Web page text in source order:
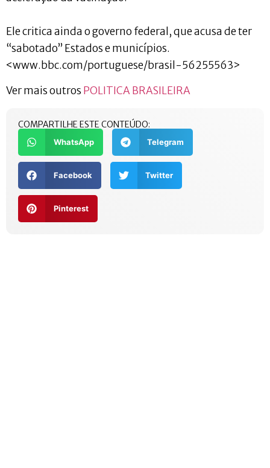
Ele critica ainda o governo federal, que acusa de ter
“sabotado” Estados e municípios.
<www.bbc.com/portuguese/brasil-56255563>
Ver mais outros POLITICA BRASILEIRA
COMPARTILHE ESTE CONTEÚDO:
WhatsApp Telegram
Facebook Twitter
Pinterest